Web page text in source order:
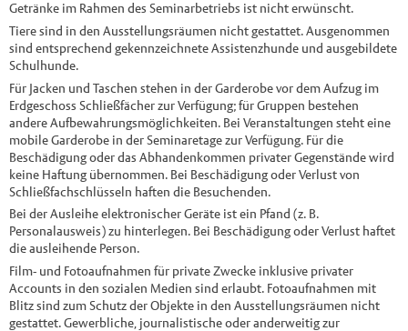
Getränke im Rahmen des Seminarbetriebs ist nicht erwünscht.
Tiere sind in den Ausstellungsräumen nicht gestattet. Ausgenommen
sind entsprechend gekennzeichnete Assistenzhunde und ausgebildete
Schulhunde.
Für Jacken und Taschen stehen in der Garderobe vor dem Aufzug im
Erdgeschoss Schließfächer zur Verfügung; für Gruppen bestehen
andere Aufbewahrungsmöglichkeiten. Bei Veranstaltungen steht eine
mobile Garderobe in der Seminaretage zur Verfügung. Für die
Beschädigung oder das Abhandenkommen privater Gegenstände wird
keine Haftung übernommen. Bei Beschädigung oder Verlust von
Schließfachschlüsseln haften die Besuchenden.
Bei der Ausleihe elektronischer Geräte ist ein Pfand (z. B.
Personalausweis) zu hinterlegen. Bei Beschädigung oder Verlust haftet
die ausleihende Person.
Film- und Fotoaufnahmen für private Zwecke inklusive privater
Accounts in den sozialen Medien sind erlaubt. Fotoaufnahmen mit
Blitz sind zum Schutz der Objekte in den Ausstellungsräumen nicht
gestattet. Gewerbliche, journalistische oder anderweitig zur